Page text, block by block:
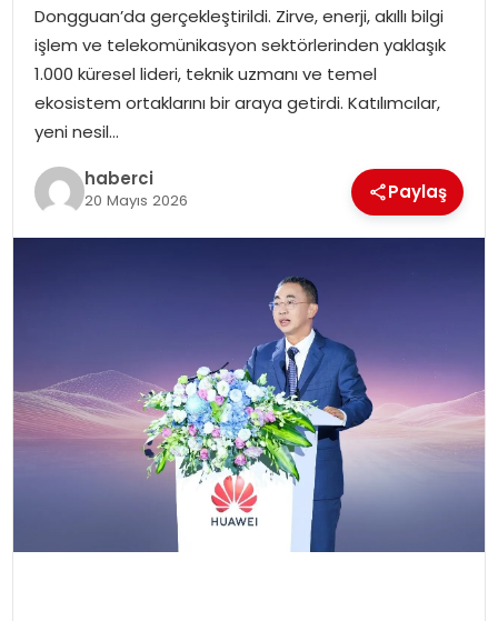
SIYASET
SPOR
TEKNOLOJI
YAŞAM
Dongguan’da gerçekleştirildi. Zirve, enerji, akıllı bilgi
işlem ve telekomünikasyon sektörlerinden yaklaşık
1.000 küresel lideri, teknik uzmanı ve temel
ekosistem ortaklarını bir araya getirdi. Katılımcılar,
yeni nesil…
haberci
20 Mayıs 2026 Paylaş